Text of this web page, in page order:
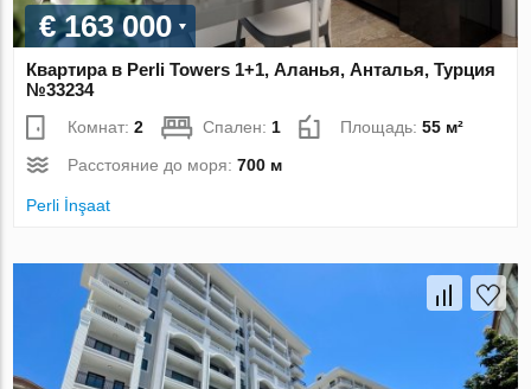
€ 163 000
Квартира в Perli Towers 1+1, Аланья, Анталья, Турция
№33234
Комнат:2 Спален:1 Площадь:55 м²
Расстояние до моря:700 м
Perli İnşaat